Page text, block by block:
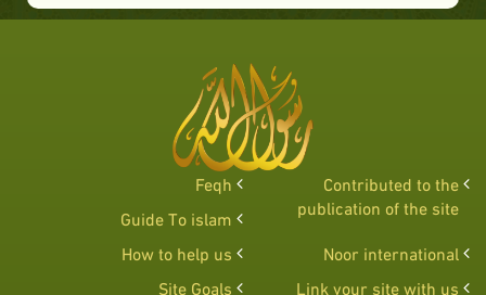
Contributed to the
publication of the site
Feqh
Guide To islam
Noor international
How to help us
Link your site with us
Site Goals